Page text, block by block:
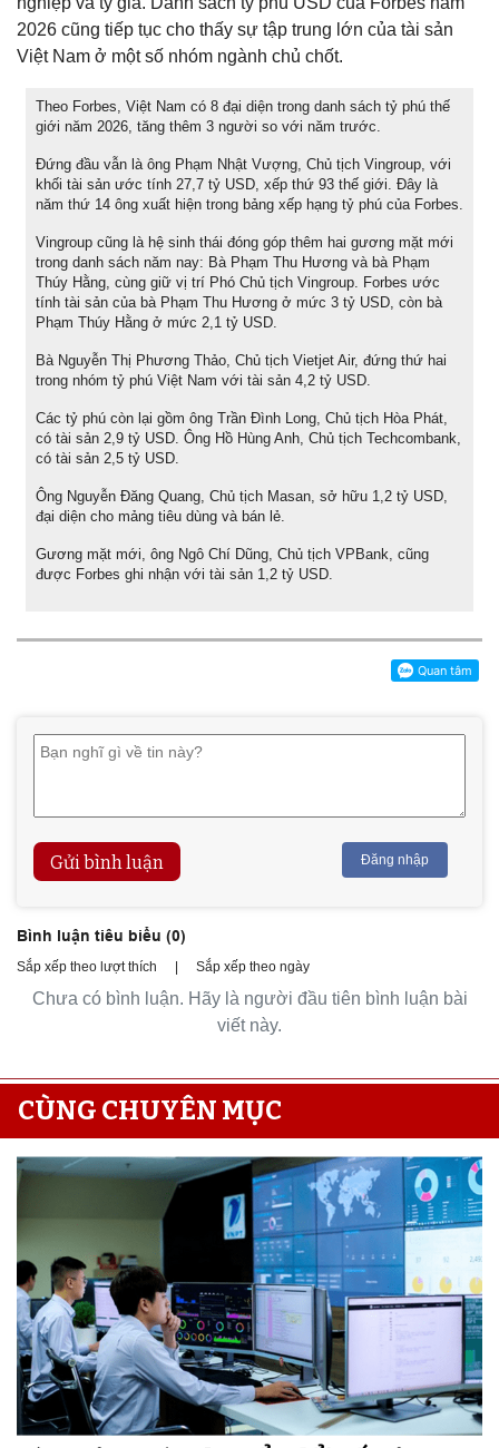
2026 cũng tiếp tục cho thấy sự tập trung lớn của tài sản
Việt Nam ở một số nhóm ngành chủ chốt.
Theo Forbes, Việt Nam có 8 đại diện trong danh sách tỷ phú thế
giới năm 2026, tăng thêm 3 người so với năm trước.
Đứng đầu vẫn là ông Phạm Nhật Vượng, Chủ tịch Vingroup, với
khối tài sản ước tính 27,7 tỷ USD, xếp thứ 93 thế giới. Đây là
năm thứ 14 ông xuất hiện trong bảng xếp hạng tỷ phú của Forbes.
Vingroup cũng là hệ sinh thái đóng góp thêm hai gương mặt mới
trong danh sách năm nay: Bà Phạm Thu Hương và bà Phạm
Thúy Hằng, cùng giữ vị trí Phó Chủ tịch Vingroup. Forbes ước
tính tài sản của bà Phạm Thu Hương ở mức 3 tỷ USD, còn bà
Phạm Thúy Hằng ở mức 2,1 tỷ USD.
Bà Nguyễn Thị Phương Thảo, Chủ tịch Vietjet Air, đứng thứ hai
trong nhóm tỷ phú Việt Nam với tài sản 4,2 tỷ USD.
Các tỷ phú còn lại gồm ông Trần Đình Long, Chủ tịch Hòa Phát,
có tài sản 2,9 tỷ USD. Ông Hồ Hùng Anh, Chủ tịch Techcombank,
có tài sản 2,5 tỷ USD.
Ông Nguyễn Đăng Quang, Chủ tịch Masan, sở hữu 1,2 tỷ USD,
đại diện cho mảng tiêu dùng và bán lẻ.
Gương mặt mới, ông Ngô Chí Dũng, Chủ tịch VPBank, cũng
được Forbes ghi nhận với tài sản 1,2 tỷ USD.
Gửi bình luận Đăng nhập
Bình luận tiêu biểu (0)
Sắp xếp theo lượt thích Sắp xếp theo ngày
Chưa có bình luận. Hãy là người đầu tiên bình luận bài
viết này.
CÙNG CHUYÊN MỤC